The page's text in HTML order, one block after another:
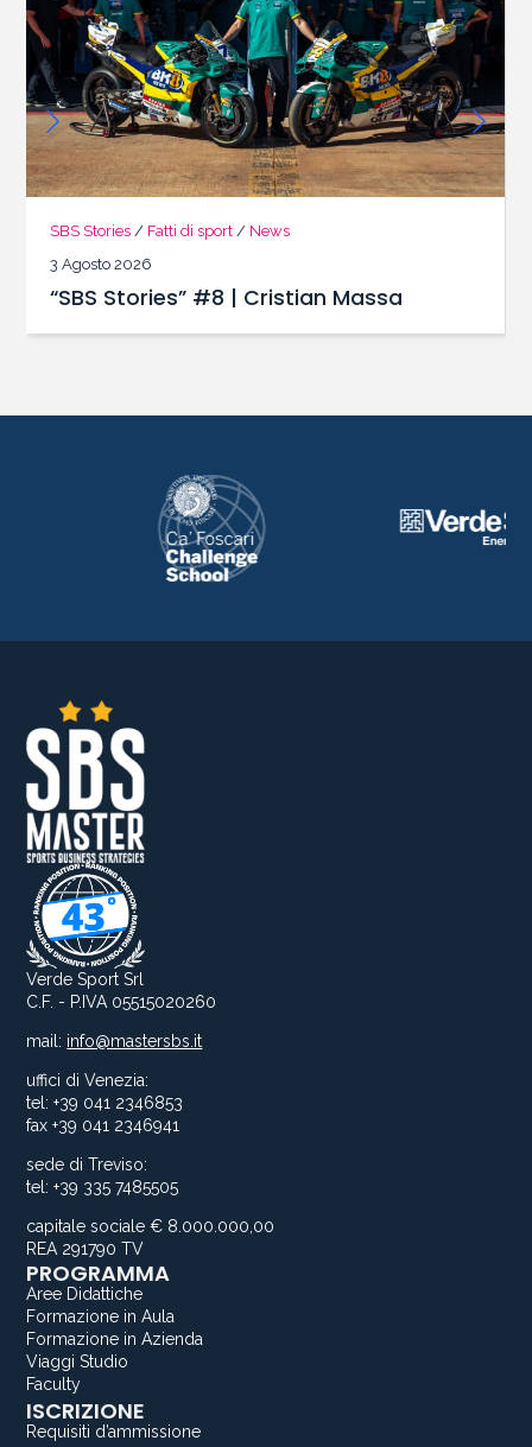
SBS Stories / Fatti di sport / News
3 Agosto 2026
“SBS Stories” #8 | Cristian Massa
Verde Sport Srl
C.F. - P.IVA 05515020260
mail: info@mastersbs.it
uffici di Venezia:
tel: +39 041 2346853
fax +39 041 2346941
sede di Treviso:
tel: +39 335 7485505
capitale sociale € 8.000.000,00
REA 291790 TV
PROGRAMMA
Aree Didattiche
Formazione in Aula
Formazione in Azienda
Viaggi Studio
Faculty
ISCRIZIONE
Requisiti d’ammissione